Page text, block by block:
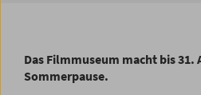
Das Filmmuseum macht bis 31.
Sommerpause.